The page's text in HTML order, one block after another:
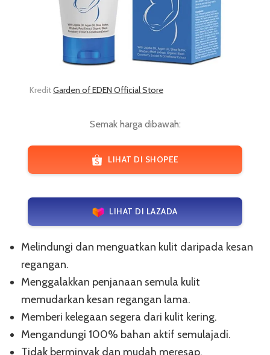
KreditGarden of EDEN Official Store
Semak harga dibawah:
LIHAT DI SHOPEE
LIHAT DI LAZADA
Melindungi dan menguatkan kulit daripada kesan
regangan.
Menggalakkan penjanaan semula kulit
memudarkan kesan regangan lama.
Memberi kelegaan segera dari kulit kering.
Mengandungi 100% bahan aktif semulajadi.
Tidak berminyak dan mudah meresap.